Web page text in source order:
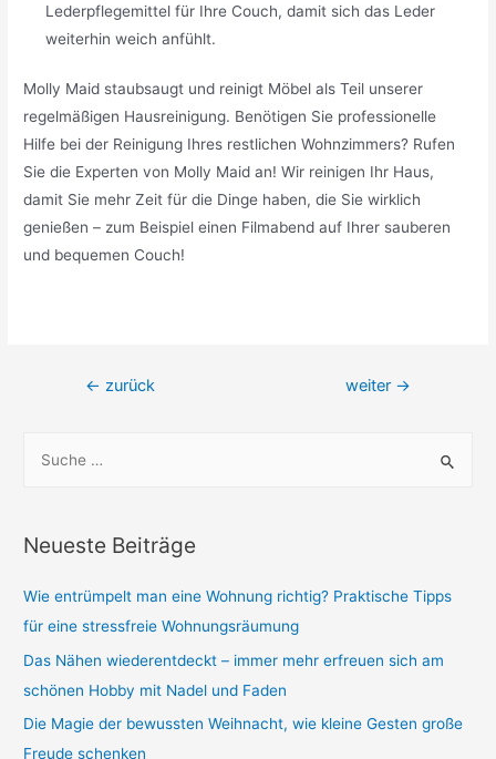
Lederpflegemittel für Ihre Couch, damit sich das Leder
weiterhin weich anfühlt.
Molly Maid staubsaugt und reinigt Möbel als Teil unserer
regelmäßigen Hausreinigung. Benötigen Sie professionelle
Hilfe bei der Reinigung Ihres restlichen Wohnzimmers? Rufen
Sie die Experten von Molly Maid an! Wir reinigen Ihr Haus,
damit Sie mehr Zeit für die Dinge haben, die Sie wirklich
genießen – zum Beispiel einen Filmabend auf Ihrer sauberen
und bequemen Couch!
Beitragsnavigation
← zurück weiter →
h
n
n
a
c
h
:
Neueste Beiträge
Wie entrümpelt man eine Wohnung richtig? Praktische Tipps
für eine stressfreie Wohnungsräumung
Das Nähen wiederentdeckt – immer mehr erfreuen sich am
schönen Hobby mit Nadel und Faden
Die Magie der bewussten Weihnacht, wie kleine Gesten große
Freude schenken